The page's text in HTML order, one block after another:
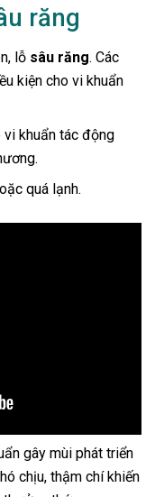
răng
lỗ sâu răng. Các
kiện cho vi khuẩn
khuẩn tác động
quá lạnh.
gây mùi phát triển
chịu, thậm chí khiến